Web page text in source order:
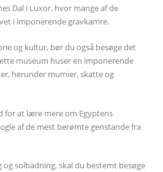
Dal i Luxor, hvor mange af de
i imponerende gravkamre.
og kultur, bør du også besøge det
museum huser en imponerende
herunder mumier, skatte og
for at lære mere om Egyptens
af de mest berømte genstande fra
solbadning, skal du bestemt besøge